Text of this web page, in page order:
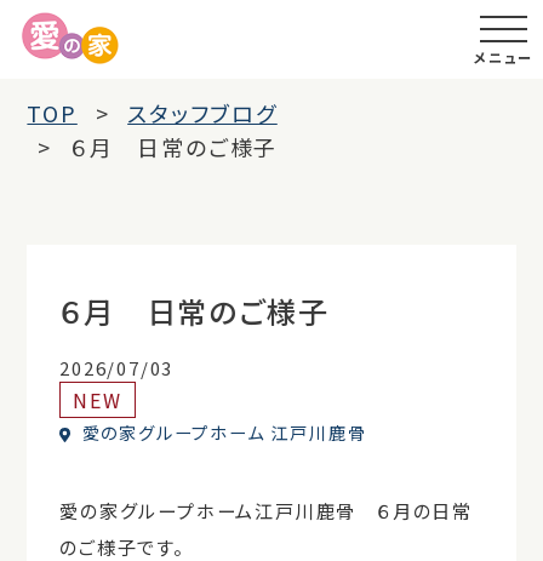
メニュー
TOP
スタッフブログ
６月 日常のご様子
６月 日常のご様子
2026/07/03
NEW
愛の家グループホーム 江戸川鹿骨
愛の家グループホーム江戸川鹿骨 ６月の日常
のご様子です。